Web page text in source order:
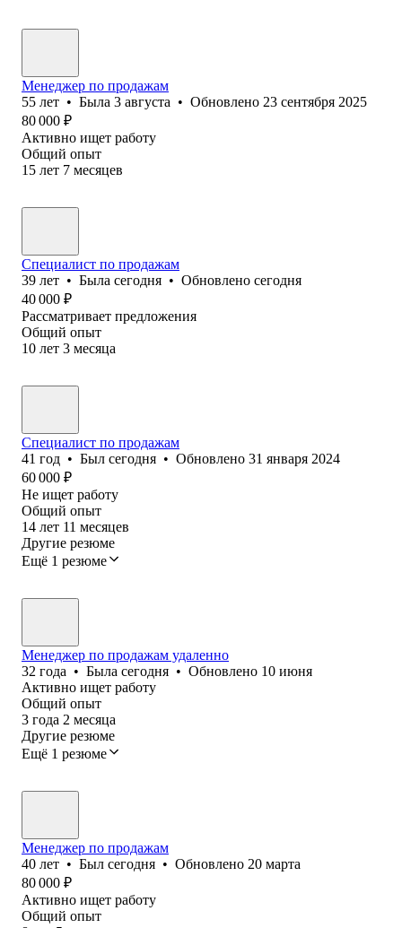
Менеджер по продажам
55 лет • Была 3 августа • Обновлено 23 сентября 2025
80 000 ₽
Активно ищет работу
Общий опыт
15 лет 7 месяцев
Специалист по продажам
39 лет • Была сегодня • Обновлено сегодня
40 000 ₽
Рассматривает предложения
Общий опыт
10 лет 3 месяца
Специалист по продажам
41 год • Был сегодня • Обновлено 31 января 2024
60 000 ₽
Не ищет работу
Общий опыт
14 лет 11 месяцев
Другие резюме
Ещё 1 резюме
Менеджер по продажам удаленно
32 года • Была сегодня • Обновлено 10 июня
Активно ищет работу
Общий опыт
3 года 2 месяца
Другие резюме
Ещё 1 резюме
Менеджер по продажам
40 лет • Был сегодня • Обновлено 20 марта
80 000 ₽
Активно ищет работу
Общий опыт